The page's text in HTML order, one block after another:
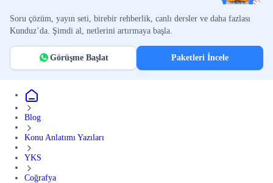
Soru çözüm, yayın seti, birebir rehberlik, canlı dersler ve daha fazlası
Kunduz’da. Şimdi al, netlerini artırmaya başla.
Görüşme Başlat Paketleri İncele
Blog
Konu Anlatımı Yazıları
YKS
Coğrafya